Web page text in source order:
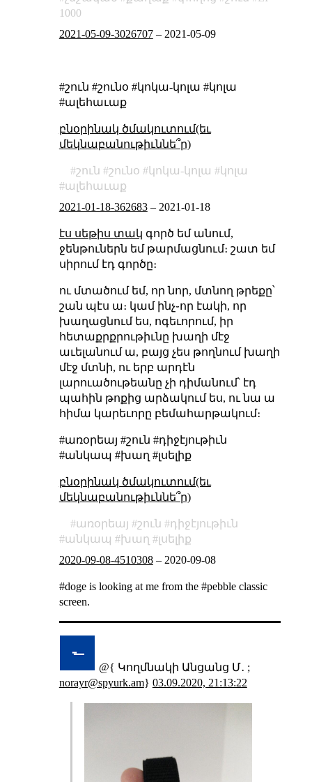
1000
2021-05-09-3026707– 2021-05-09
#շուն #շունօ #կոկա-կոլա #կոլա
#ալեհաւաք
բնօրինակ ծմակուտում(եւ
մեկնաբանութիւննե՞ր)
շուն շունօ կոկա-կոլա
կոլա
ալեհաւաք
2021-01-18-362683– 2021-01-18
էս սեթիս տակ գործ եմ անում,
ջենթուներն եմ թարմացնում։ շատ եմ
սիրում էդ գործը։
ու մտածում եմ, որ նոր, մտնող թրեքը՝
շան պէս ա։ կամ ինչ֊որ էակի, որ
խաղացնում ես, ոգեւորում, իր
հետաքրքրութիւնը խաղի մէջ
աւելանում ա, բայց չես թողնում խաղի
մէջ մտնի, ու երբ արդէն
լարուածութեանը չի դիմանում՝ էդ
պահին թոքից արձակում ես, ու նա ա
հիմա կարեւորը բեմահարթակում։
#առօրեայ #շուն #դիջէյութիւն
#անկապ #խաղ #լսելիք
բնօրինակ ծմակուտում(եւ
մեկնաբանութիւննե՞ր)
առօրեայ շուն
դիջէյութիւն
անկապ
խաղ
լսելիք
2020-09-08-4510308– 2020-09-08
#doge is looking at me from the #pebble classic
screen.
@{ Կողմնակի Անցանց Մ․ ;
norayr@spyurk.am} 03.09.2020, 21:13:22